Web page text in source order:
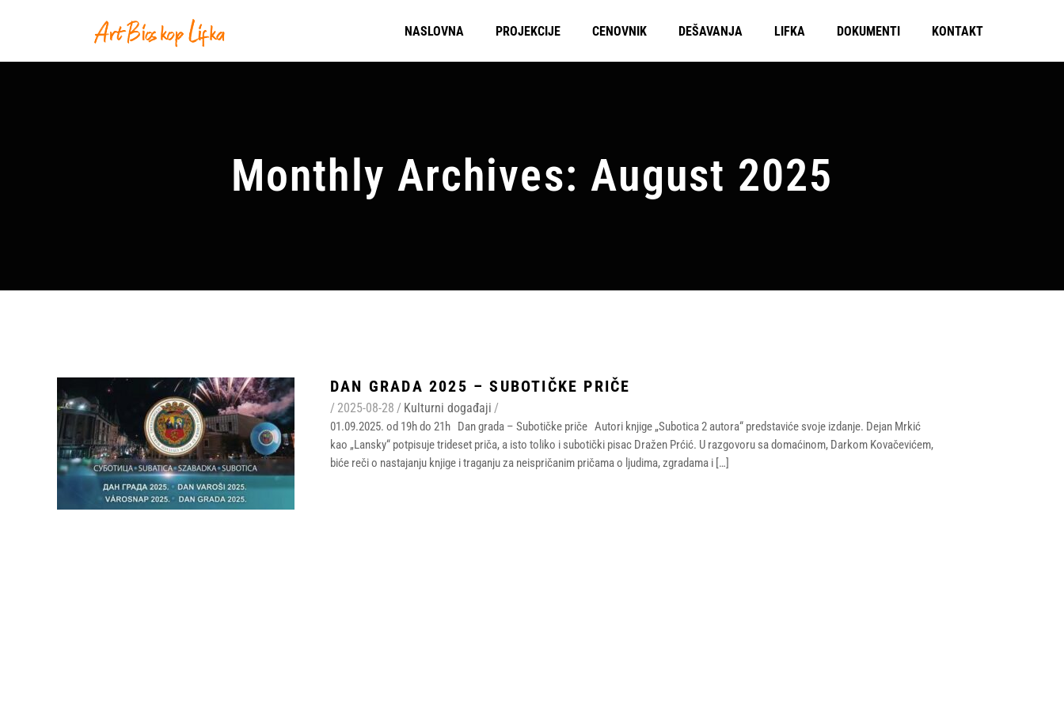
NASLOVNA PROJEKCIJE CENOVNIK DEŠAVANJA LIFKA DOKUMENTI KONTAKT
Monthly Archives: August 2025
DAN GRADA 2025 – SUBOTIČKE PRIČE
/ 2025-08-28 / Kulturni događaji /
01.09.2025. od 19h do 21h Dan grada – Subotičke priče Autori knjige „Subotica 2 autora“ predstaviće svoje izdanje. Dejan Mrkić
kao „Lansky“ potpisuje trideset priča, a isto toliko i subotički pisac Dražen Prćić. U razgovoru sa domaćinom, Darkom Kovačevićem,
biće reči o nastajanju knjige i traganju za neispričanim pričama o ljudima, zgradama i […]